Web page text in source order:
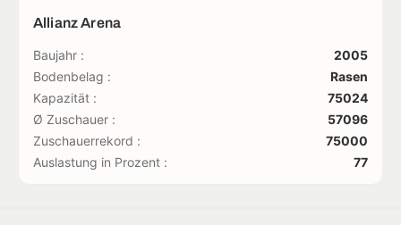
Allianz Arena
Baujahr :
2005
Bodenbelag :
Rasen
Kapazität :
75024
Ø Zuschauer :
57096
Zuschauerrekord :
75000
Auslastung in Prozent :
77